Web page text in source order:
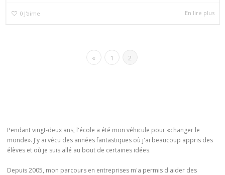
0 J'aime En lire plus
« 1 2
Pendant vingt-deux ans, l'école a été mon véhicule pour «changer le
monde». J'y ai vécu des années fantastiques où j'ai beaucoup appris des
élèves et où je suis allé au bout de certaines idées.
Depuis 2005, mon parcours en entreprises m'a permis d'aider des